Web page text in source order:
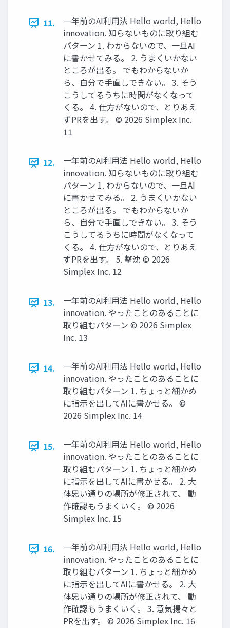
11.
一年前のAI利用法 Hello world, Hello
innovation. 知らないものに取り組む
パターン 1. わからないので、一旦AI
に書かせてみる。 2. うまくいかない
ところが出る。 でもわからないか
ら、自分で手直しできない。 3. そう
こうしてるうちに時間がなくなって
くる。 4. 仕方がないので、とりあえ
ずPRを出す。 ©️ 2026 Simplex Inc.
11
12.
一年前のAI利用法 Hello world, Hello
innovation. 知らないものに取り組む
パターン 1. わからないので、一旦AI
に書かせてみる。 2. うまくいかない
ところが出る。 でもわからないか
ら、自分で手直しできない。 3. そう
こうしてるうちに時間がなくなって
くる。 4. 仕方がないので、とりあえ
ずPRを出す。 5. 撃沈 ©️ 2026
Simplex Inc. 12
13.
一年前のAI利用法 Hello world, Hello
innovation. やったことのあることに
取り組むパターン ©️ 2026 Simplex
Inc. 13
14.
一年前のAI利用法 Hello world, Hello
innovation. やったことのあることに
取り組むパターン 1. ちょっと細かめ
に指示を出してAIに書かせる。 ©️
2026 Simplex Inc. 14
15.
一年前のAI利用法 Hello world, Hello
innovation. やったことのあることに
取り組むパターン 1. ちょっと細かめ
に指示を出してAIに書かせる。 2. 大
体思い通りの場所が修正されて、 動
作確認もうまくいく。 ©️ 2026
Simplex Inc. 15
16.
一年前のAI利用法 Hello world, Hello
innovation. やったことのあることに
取り組むパターン 1. ちょっと細かめ
に指示を出してAIに書かせる。 2. 大
体思い通りの場所が修正されて、 動
作確認もうまくいく。 3. 意気揚々と
PRを出す。 ©️ 2026 Simplex Inc. 16